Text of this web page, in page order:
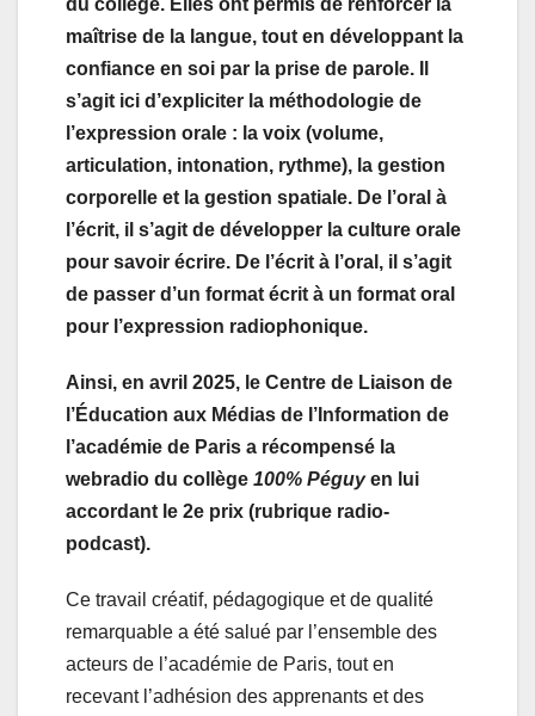
maîtrise de la langue, tout en développant la
confiance en soi par la prise de parole. Il
s’agit ici d’expliciter la méthodologie de
l’expression orale : la voix (volume,
articulation, intonation, rythme), la gestion
corporelle et la gestion spatiale. De l’oral à
l’écrit, il s’agit de développer la culture orale
pour savoir écrire. De l’écrit à l’oral, il s’agit
de passer d’un format écrit à un format oral
pour l’expression radiophonique.
Ainsi, en avril 2025, le Centre de Liaison de
l’Éducation aux Médias de I’Information de
l’académie de Paris a récompensé la
webradio du collège 100% Péguyen lui
accordant le 2e prix (rubrique radio-
podcast).
Ce travail créatif, pédagogique et de qualité
remarquable a été salué par l’ensemble des
acteurs de l’académie de Paris, tout en
recevant l’adhésion des apprenants et des